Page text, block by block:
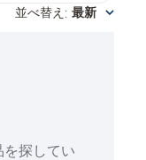
並べ替え : 最新
探してい